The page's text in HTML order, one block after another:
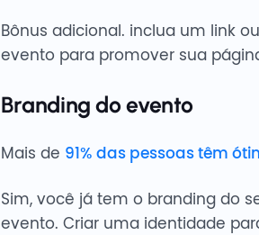
Bônus adicional. inclua um link ou
evento para promover sua
Branding do evento
Mais de 91% das pessoas têm
Sim, você já tem o branding do
evento. Criar uma identidade